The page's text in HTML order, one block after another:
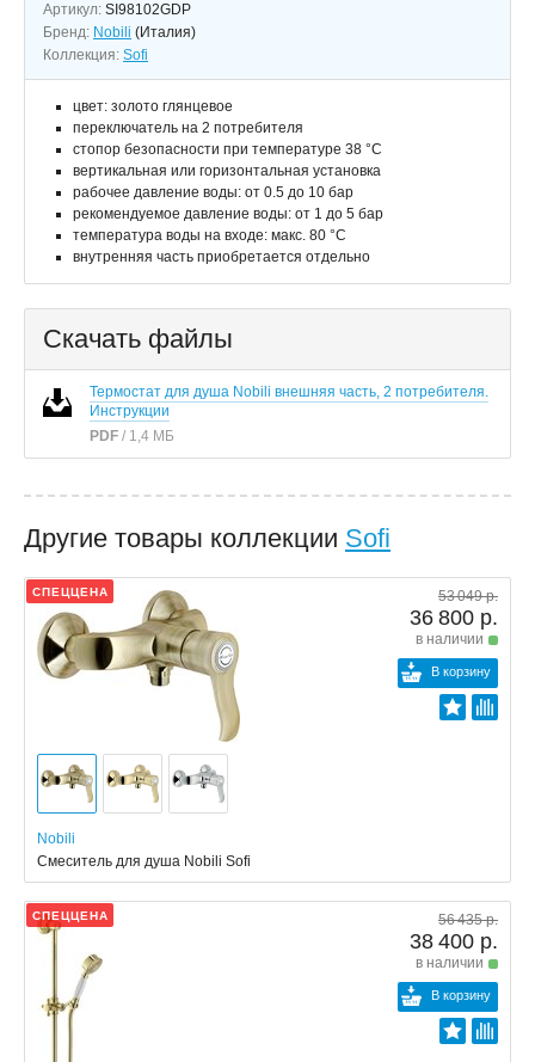
Артикул: SI98102GDP
Бренд: Nobili (Италия)
Коллекция: Sofi
цвет: золото глянцевое
переключатель на 2 потребителя
стопор безопасности при температуре 38 °C
вертикальная или горизонтальная установка
рабочее давление воды: от 0.5 до 10 бар
рекомендуемое давление воды: от 1 до 5 бар
температура воды на входе: макс. 80 °C
внутренняя часть приобретается отдельно
Скачать файлы
Термостат для душа Nobili внешняя часть, 2 потребителя.
Инструкции
PDF / 1,4 МБ
Другие товары коллекции Sofi
СПЕЦЦЕНА 53 049 р.
36 800 р.
в наличии
В корзину
Nobili
Смеситель для душа Nobili Sofi
СПЕЦЦЕНА 56 435 р.
38 400 р.
в наличии
В корзину